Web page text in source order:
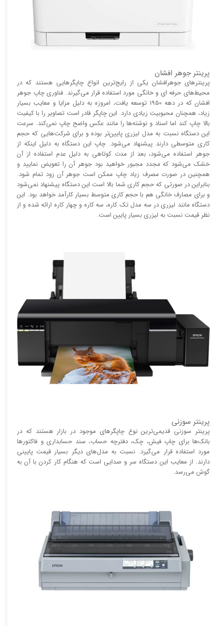
پرینتر جوهر افشان
پرینتر‌های جوهرافشان یکی از رایج‌ترین انواع چاپگر‌هایی هستند که در
محیط‌های حرفه ای و خانگی مورد استفاده قرار می‌گیرند. فناوری چاپ جوهر
افشان که در دهه 1950 توسعه یافت، امروزه به دلیل مزایا و معایب بسیار
زیاد، همچنان محبوبیت زیادی دارد. این چاپگر قادر است تصاویر را با کیفیت
بالا چاپ کند اما اسناد و نوشته‌ها را مانند عکس واضح چاپ نمی‌کند. سرعت
این دستگاه نسبت به مدل لیزری پایین‌تر بوده و برای شرکت‌هایی که حجم
کاری متوسطی دارند پیشنهاد می‌شود. چاپ این دستگاه به دلیل اینکه از
جوهر استفاده می‌شود، بعد از مدت کوتاهی به دلیل عدم استفاده از آن
خشک می‌شود که مجدد مجبور خواهید بود جوهر آن را تعویض نمایید و
همچنین در صورت مصرف زیاد چاپ ممکن است جوهر آن زود تمام شود.
بنابراین در صورتی که حجم کاری شما بالا است این دستگاه پیشنهاد نمی‌شود
و برای مصارف خانگی هم با حجم کاری متوسط بسیار کارآمد خواهد بود. این
دستگاه مانند لیزری در سه مدل تک کاره، سه کاره و چهار کاره ارائه شده و از
نظر قیمت نسبت به لیزری بسیار پایین است.
پرینتر سوزنی
پرینتر سوزنی قدیمی‌ترین نوع چاپگر‌های موجود در بازار هستند که در
بانک‌ها برای چاپ فیش، چک، دفترچه حساب، سند حسابداری و فاکتور‌ها
مورد استفاده قرار می‌گیرد. نسبت به مدل‌های دیگر بسیار قیمت پایینی
دارند. از معایب این دستگاه سر و صدایی است که هنگام کار کردن با آن به
گوش می‌رسد.